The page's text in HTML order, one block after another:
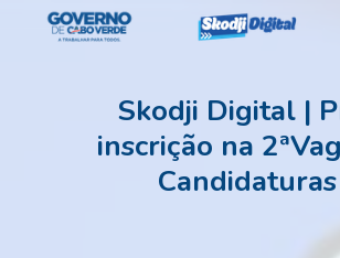
Skodji Digital |
inscrição na
Candidaturas